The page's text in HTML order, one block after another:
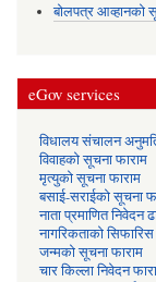
बोलपत्र आव्हानको
eGov services
विधालय संचालन
विवाहको सूचना फाराम
मृत्युको सूचना फाराम
बसाई-सराईको सूचना
नाता प्रमाणित निवेदन
नागरिकताको
जन्मको सूचना फाराम
चार किल्ला निवेदन